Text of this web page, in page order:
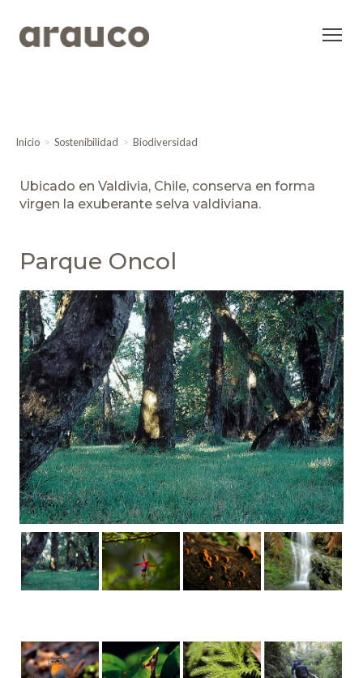
Inicio Sostenibilidad Biodiversidad
Ubicado en Valdivia, Chile, conserva en forma
virgen la exuberante selva valdiviana.
Parque Oncol